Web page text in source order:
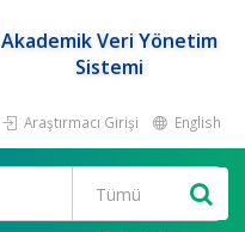
Akademik Veri Yönetim
Sistemi
Araştırmacı Girişi English